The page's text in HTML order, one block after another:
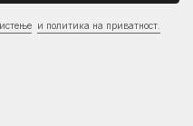
и политика на приватност.